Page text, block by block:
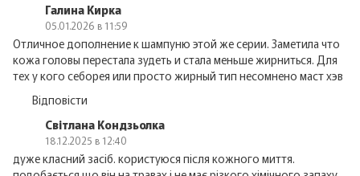
Галина Кирка
05.01.2026 в 11:59
Отличное дополнение к шампуню этой же серии. Заметила что
кожа головы перестала зудеть и стала меньше жирниться. Для
тех у кого себорея или просто жирный тип несомнено маст хэв
Відповісти
Світлана Кондзьолка
18.12.2025 в 12:40
дуже класний засіб. користуюся після кожного миття.